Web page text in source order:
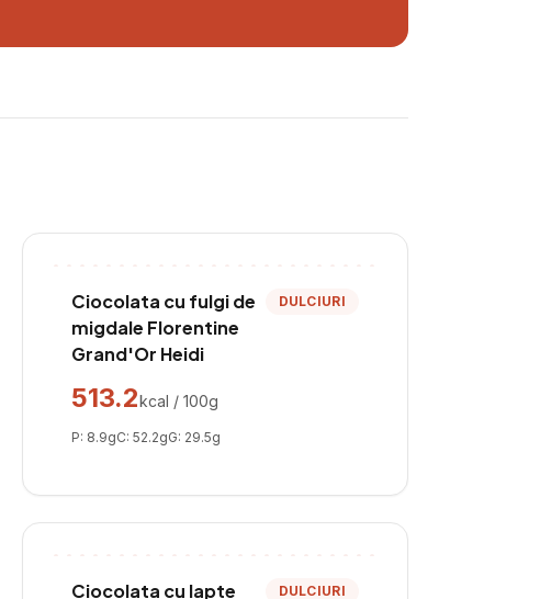
Ciocolata cu fulgi de
migdale Florentine
Grand'Or Heidi
DULCIURI
513.2kcal / 100g
P: 8.9gC: 52.2gG: 29.5g
Ciocolata cu lapte
DULCIURI